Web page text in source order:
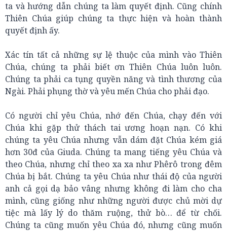
ta và hướng dẫn chúng ta làm quyết định. Cũng chính
Thiên Chúa giúp chúng ta thực hiện và hoàn thành
quyết định ấy.
Xác tín tất cả những sự lệ thuộc của mình vào Thiên
Chúa, chúng ta phải biết ơn Thiên Chúa luôn luôn.
Chúng ta phải ca tụng quyền năng và tình thương của
Ngài. Phải phụng thờ và yêu mến Chúa cho phải đạo.
Có người chỉ yêu Chúa, nhớ đến Chúa, chạy đến với
Chúa khi gặp thử thách tai ương hoạn nạn. Có khi
chúng ta yêu Chúa nhưng vẫn dám đặt Chúa kém giá
hơn 30đ của Giuda. Chúng ta mang tiếng yêu Chúa và
theo Chúa, nhưng chỉ theo xa xa như Phêrô trong đêm
Chúa bị bắt. Chúng ta yêu Chúa như thái độ của người
anh cả gọi dạ bảo vâng nhưng không đi làm cho cha
mình, cũng giống như những người được chủ mời dự
tiệc mà lấy lý do thăm ruộng, thử bò… để từ chối.
Chúng ta cũng muốn yêu Chúa đó, nhưng cũng muốn